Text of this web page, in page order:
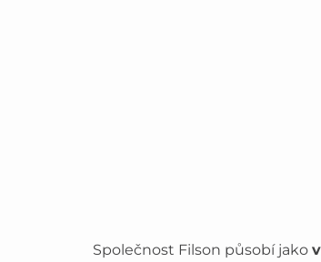
Společnost Filson působí jako